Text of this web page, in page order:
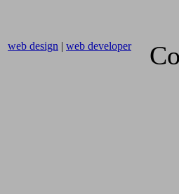
web design | web developer